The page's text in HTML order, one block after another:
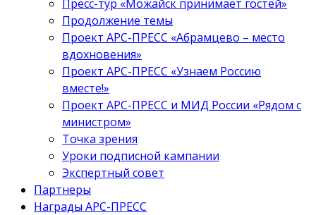
Пресс-тур «Можайск принимает гостей»
Продолжение темы
Проект АРС-ПРЕСС «Абрамцево – место
вдохновения»
Проект АРС-ПРЕСС «Узнаем Россию
вместе!»
Проект АРС-ПРЕСС и МИД России «Рядом с
министром»
Точка зрения
Уроки подписной кампании
Экспертный совет
Партнеры
Награды АРС-ПРЕСС